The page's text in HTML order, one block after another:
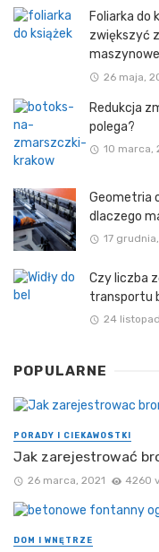
Foliarka do
zwiększyć
26 maja,
Redukcja
polega?
10 marca,
Geometria
dlaczego
17
Czy liczba
transportu
24
POPULARNE
PORADY I CIEKAWOSTKI
Jak zarejestrować
26 marca, 2021 4260
DOM I WNĘTRZE